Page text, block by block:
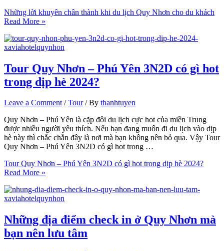
Những lời khuyên chân thành khi du lịch Quy Nhơn cho du khách
Read More »
Tour Quy Nhơn – Phú Yên 3N2D có gì hot
trong dịp hè 2024?
Leave a Comment /Tour/ By thanhtuyen
Quy Nhơn – Phú Yên là cặp đôi du lịch cực hot của miền Trung
được nhiều người yêu thích. Nếu bạn đang muốn đi du lịch vào dịp
hè này thì chắc chắn đây là nơi mà bạn không nên bỏ qua. Vậy Tour
Quy Nhơn – Phú Yên 3N2D có gì hot trong …
Tour Quy Nhơn – Phú Yên 3N2D có gì hot trong dịp hè 2024?
Read More »
Những địa điểm check in ở Quy Nhơn mà
bạn nên lưu tâm